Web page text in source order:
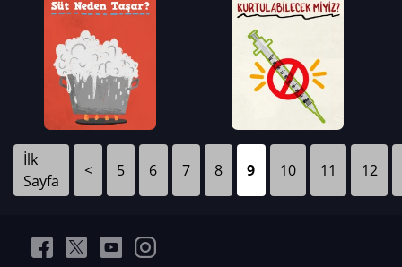
İlk
Sayfa
< 5 6 7 8 9 10 11 12